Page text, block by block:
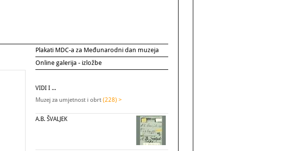
Plakati MDC-a za Međunarodni dan muzeja
Online galerija - izložbe
VIDI I ...
Muzej za umjetnost i obrt (228) >
A.B. ŠVALJEK